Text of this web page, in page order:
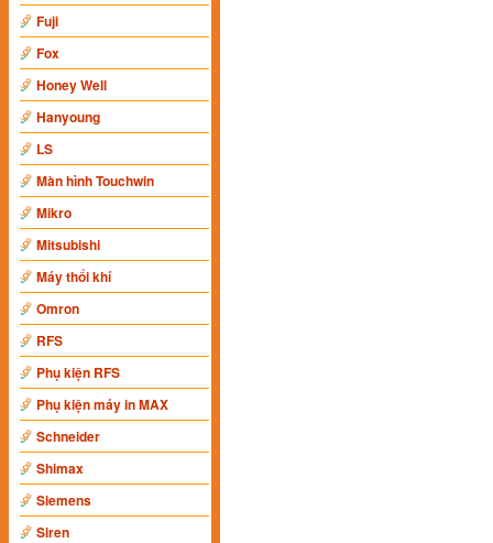
Fuji
Fox
Honey Well
Hanyoung
LS
Màn hình Touchwin
Mikro
Mitsubishi
Máy thổi khí
Omron
RFS
Phụ kiện RFS
Phụ kiện máy in MAX
Schneider
Shimax
Siemens
Siren